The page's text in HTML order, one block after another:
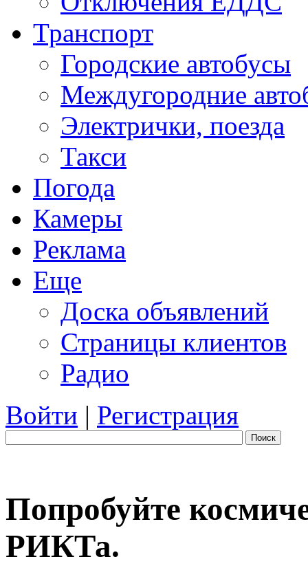
Транспорт
Городские автобусы
Междугородние
Электрички, поезда
Такси
Погода
Камеры
Реклама
Еще
Доска объявлений
Страницы клиентов
Радио
Войти | Регистрация
Поиск
Попробуйте
РИКТа.